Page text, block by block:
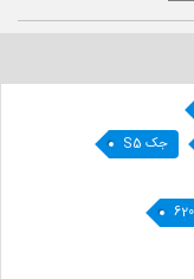
جک S5